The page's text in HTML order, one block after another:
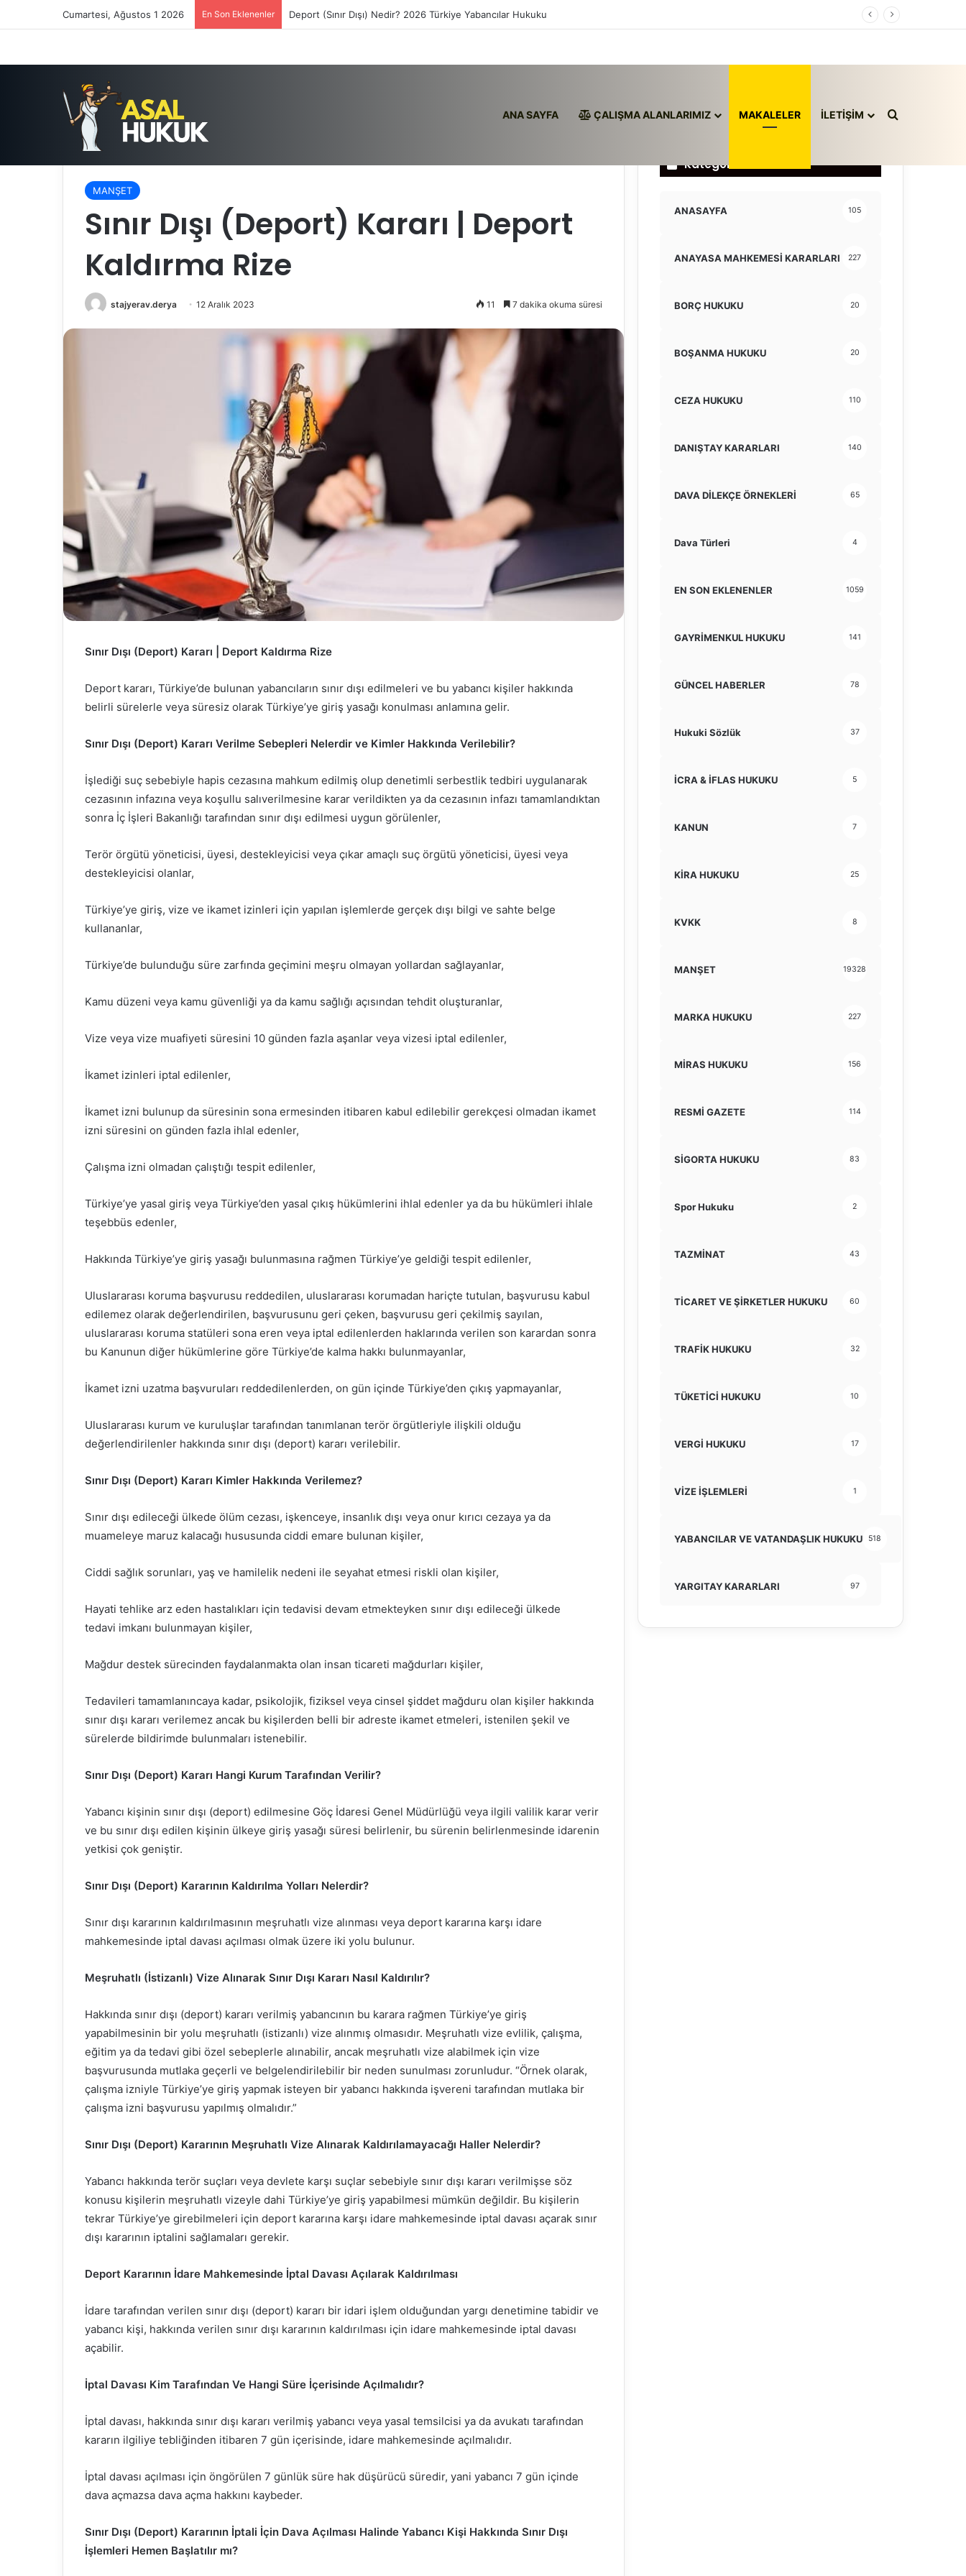
Cumartesi, Ağustos 1 2026 En Son Eklenenler Deport (Sınır Dışı) Nedir? 2026 Türkiye Yabancılar Hukuku
ANA SAYFA ÇALIŞMA ALANLARIMIZ MAKALELER İLETİŞİM Arama yap
MANŞET
Sınır Dışı (Deport) Kararı | Deport
Kaldırma Rize
stajyerav.derya 12 Aralık 2023 11 7 dakika okuma süresi
Sınır Dışı (Deport) Kararı | Deport Kaldırma Rize
Deport kararı, Türkiye’de bulunan yabancıların sınır dışı edilmeleri ve bu yabancı kişiler hakkında
belirli sürelerle veya süresiz olarak Türkiye’ye giriş yasağı konulması anlamına gelir.
Sınır Dışı (Deport) Kararı Verilme Sebepleri Nelerdir ve Kimler Hakkında Verilebilir?
İşlediği suç sebebiyle hapis cezasına mahkum edilmiş olup denetimli serbestlik tedbiri uygulanarak
cezasının infazına veya koşullu salıverilmesine karar verildikten ya da cezasının infazı tamamlandıktan
sonra İç İşleri Bakanlığı tarafından sınır dışı edilmesi uygun görülenler,
Terör örgütü yöneticisi, üyesi, destekleyicisi veya çıkar amaçlı suç örgütü yöneticisi, üyesi veya
destekleyicisi olanlar,
Türkiye’ye giriş, vize ve ikamet izinleri için yapılan işlemlerde gerçek dışı bilgi ve sahte belge
kullananlar,
Türkiye’de bulunduğu süre zarfında geçimini meşru olmayan yollardan sağlayanlar,
Kamu düzeni veya kamu güvenliği ya da kamu sağlığı açısından tehdit oluşturanlar,
Vize veya vize muafiyeti süresini 10 günden fazla aşanlar veya vizesi iptal edilenler,
İkamet izinleri iptal edilenler,
İkamet izni bulunup da süresinin sona ermesinden itibaren kabul edilebilir gerekçesi olmadan ikamet
izni süresini on günden fazla ihlal edenler,
Çalışma izni olmadan çalıştığı tespit edilenler,
Türkiye’ye yasal giriş veya Türkiye’den yasal çıkış hükümlerini ihlal edenler ya da bu hükümleri ihlale
teşebbüs edenler,
Hakkında Türkiye’ye giriş yasağı bulunmasına rağmen Türkiye’ye geldiği tespit edilenler,
Uluslararası koruma başvurusu reddedilen, uluslararası korumadan hariçte tutulan, başvurusu kabul
edilemez olarak değerlendirilen, başvurusunu geri çeken, başvurusu geri çekilmiş sayılan,
uluslararası koruma statüleri sona eren veya iptal edilenlerden haklarında verilen son karardan sonra
bu Kanunun diğer hükümlerine göre Türkiye’de kalma hakkı bulunmayanlar,
İkamet izni uzatma başvuruları reddedilenlerden, on gün içinde Türkiye’den çıkış yapmayanlar,
Uluslararası kurum ve kuruluşlar tarafından tanımlanan terör örgütleriyle ilişkili olduğu
değerlendirilenler hakkında sınır dışı (deport) kararı verilebilir.
Sınır Dışı (Deport) Kararı Kimler Hakkında Verilemez?
Sınır dışı edileceği ülkede ölüm cezası, işkenceye, insanlık dışı veya onur kırıcı cezaya ya da
muameleye maruz kalacağı hususunda ciddi emare bulunan kişiler,
Ciddi sağlık sorunları, yaş ve hamilelik nedeni ile seyahat etmesi riskli olan kişiler,
Hayati tehlike arz eden hastalıkları için tedavisi devam etmekteyken sınır dışı edileceği ülkede
tedavi imkanı bulunmayan kişiler,
Mağdur destek sürecinden faydalanmakta olan insan ticareti mağdurları kişiler,
Tedavileri tamamlanıncaya kadar, psikolojik, fiziksel veya cinsel şiddet mağduru olan kişiler hakkında
sınır dışı kararı verilemez ancak bu kişilerden belli bir adreste ikamet etmeleri, istenilen şekil ve
sürelerde bildirimde bulunmaları istenebilir.
Sınır Dışı (Deport) Kararı Hangi Kurum Tarafından Verilir?
Yabancı kişinin sınır dışı (deport) edilmesine Göç İdaresi Genel Müdürlüğü veya ilgili valilik karar verir
ve bu sınır dışı edilen kişinin ülkeye giriş yasağı süresi belirlenir, bu sürenin belirlenmesinde idarenin
yetkisi çok geniştir.
Sınır Dışı (Deport) Kararının Kaldırılma Yolları Nelerdir?
Sınır dışı kararının kaldırılmasının meşruhatlı vize alınması veya deport kararına karşı idare
mahkemesinde iptal davası açılması olmak üzere iki yolu bulunur.
Meşruhatlı (İstizanlı) Vize Alınarak Sınır Dışı Kararı Nasıl Kaldırılır?
Hakkında sınır dışı (deport) kararı verilmiş yabancının bu karara rağmen Türkiye’ye giriş
yapabilmesinin bir yolu meşruhatlı (istizanlı) vize alınmış olmasıdır. Meşruhatlı vize evlilik, çalışma,
eğitim ya da tedavi gibi özel sebeplerle alınabilir, ancak meşruhatlı vize alabilmek için vize
başvurusunda mutlaka geçerli ve belgelendirilebilir bir neden sunulması zorunludur. “Örnek olarak,
çalışma izniyle Türkiye’ye giriş yapmak isteyen bir yabancı hakkında işvereni tarafından mutlaka bir
çalışma izni başvurusu yapılmış olmalıdır.”
Sınır Dışı (Deport) Kararının Meşruhatlı Vize Alınarak Kaldırılamayacağı Haller Nelerdir?
Yabancı hakkında terör suçları veya devlete karşı suçlar sebebiyle sınır dışı kararı verilmişse söz
konusu kişilerin meşruhatlı vizeyle dahi Türkiye’ye giriş yapabilmesi mümkün değildir. Bu kişilerin
tekrar Türkiye’ye girebilmeleri için deport kararına karşı idare mahkemesinde iptal davası açarak sınır
dışı kararının iptalini sağlamaları gerekir.
Deport Kararının İdare Mahkemesinde İptal Davası Açılarak Kaldırılması
İdare tarafından verilen sınır dışı (deport) kararı bir idari işlem olduğundan yargı denetimine tabidir ve
yabancı kişi, hakkında verilen sınır dışı kararının kaldırılması için idare mahkemesinde iptal davası
açabilir.
İptal Davası Kim Tarafından Ve Hangi Süre İçerisinde Açılmalıdır?
İptal davası, hakkında sınır dışı kararı verilmiş yabancı veya yasal temsilcisi ya da avukatı tarafından
kararın ilgiliye tebliğinden itibaren 7 gün içerisinde, idare mahkemesinde açılmalıdır.
İptal davası açılması için öngörülen 7 günlük süre hak düşürücü süredir, yani yabancı 7 gün içinde
dava açmazsa dava açma hakkını kaybeder.
Sınır Dışı (Deport) Kararının İptali İçin Dava Açılması Halinde Yabancı Kişi Hakkında Sınır Dışı
İşlemleri Hemen Başlatılır mı?
Kategoriler
ANASAYFA 105
ANAYASA MAHKEMESİ KARARLARI 227
BORÇ HUKUKU 20
BOŞANMA HUKUKU 20
CEZA HUKUKU 110
DANIŞTAY KARARLARI 140
DAVA DİLEKÇE ÖRNEKLERİ 65
Dava Türleri 4
EN SON EKLENENLER 1059
GAYRİMENKUL HUKUKU 141
GÜNCEL HABERLER 78
Hukuki Sözlük 37
İCRA & İFLAS HUKUKU 5
KANUN 7
KİRA HUKUKU 25
KVKK 8
MANŞET 19328
MARKA HUKUKU 227
MİRAS HUKUKU 156
RESMİ GAZETE 114
SİGORTA HUKUKU 83
Spor Hukuku 2
TAZMİNAT 43
TİCARET VE ŞİRKETLER HUKUKU 60
TRAFİK HUKUKU 32
TÜKETİCİ HUKUKU 10
VERGİ HUKUKU 17
VİZE İŞLEMLERİ 1
YABANCILAR VE VATANDAŞLIK HUKUKU 518
YARGITAY KARARLARI 97